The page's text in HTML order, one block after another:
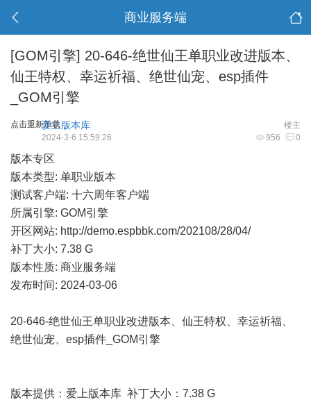
商业服务端
[GOM引擎] 20-646-绝世仙王单职业改进版本、
仙王特权、幸运祈福、绝世仙宠、esp插件
_GOM引擎
点击重新加载 楼主
爱上版本库
956 0
2024-3-6 15:59:26
版本专区
版本类型: 单职业版本
测试客户端: 十六周年客户端
所属引擎: GOM引擎
开区网站: http://demo.espbbk.com/202108/28/04/
补丁大小: 7.38 G
版本性质: 商业服务端
发布时间: 2024-03-06
20-646-绝世仙王单职业改进版本、仙王特权、幸运祈福、
绝世仙宠、esp插件_GOM引擎
版本提供：爱上版本库 补丁大小：7.38 G